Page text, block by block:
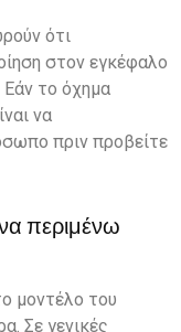
ότι
στον εγκέφαλο
Εάν το όχημα
να
πριν προβείτε
περιμένω
μοντέλο του
Σε γενικές